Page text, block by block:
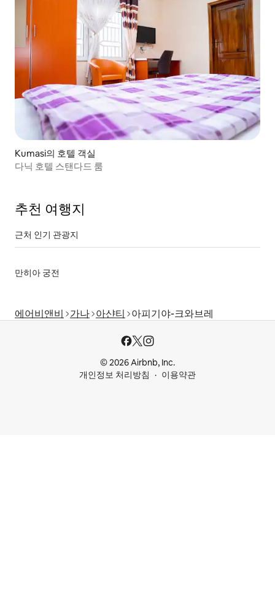
Kumasi의 호텔 객실
다닉 호텔 스탠다드 룸
추천 여행지
근처 인기 관광지
만히아 궁전
에어비앤비 가나 아샨티 아피기야-크와브레
© 2026 Airbnb, Inc.
개인정보 처리방침
이용약관